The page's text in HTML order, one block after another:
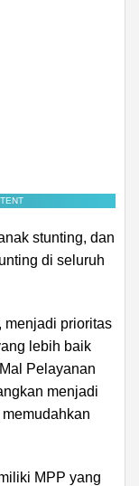
stunting, dan
di seluruh
menjadi prioritas
lebih baik
Pelayanan
menjadi
MPP yang